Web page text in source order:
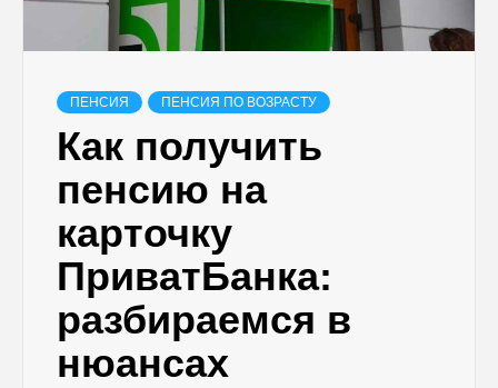
ПЕНСИЯ ПЕНСИЯ ПО ВОЗРАСТУ
Как получить
пенсию на
карточку
ПриватБанка:
разбираемся в
нюансах